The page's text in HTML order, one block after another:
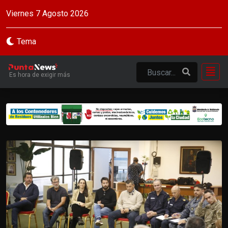
Viernes 7 Agosto 2026
Tema
Es hora de exigir más